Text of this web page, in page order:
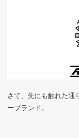
さて、先にも触れた通
ーブランド。